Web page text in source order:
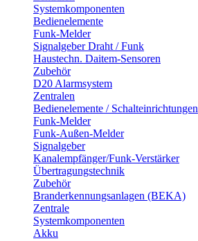
Systemkomponenten
Bedienelemente
Funk-Melder
Signalgeber Draht / Funk
Haustechn. Daitem-Sensoren
Zubehör
D20 Alarmsystem
Zentralen
Bedienelemente / Schalteinrichtungen
Funk-Melder
Funk-Außen-Melder
Signalgeber
Kanalempfänger/Funk-Verstärker
Übertragungstechnik
Zubehör
Branderkennungsanlagen (BEKA)
Zentrale
Systemkomponenten
Akku